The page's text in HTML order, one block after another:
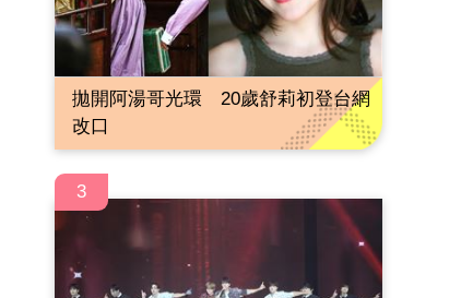
拋開阿湯哥光環 20歲舒莉初登台網
改口
3